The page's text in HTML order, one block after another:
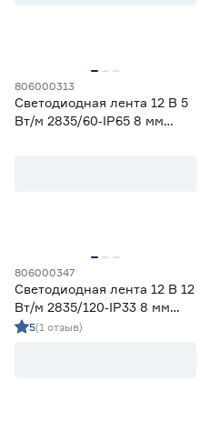
806000313
Светодиодная лента 12 В 5
Вт/м 2835/60‑IP65 8 мм
806000347
Светодиодная лента 12 В 12
Вт/м 2835/120‑IP33 8 мм
синий 2 м Geniled
5(1 отзыв)